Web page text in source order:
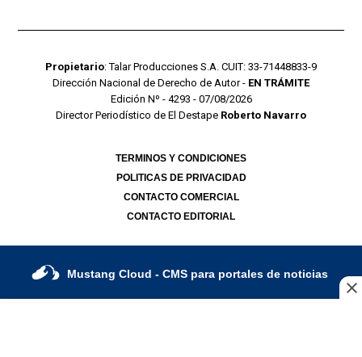
Propietario: Talar Producciones S.A. CUIT: 33-71448833-9
Dirección Nacional de Derecho de Autor - EN TRÁMITE
Edición Nº - 4293 - 07/08/2026
Director Periodístico de El Destape Roberto Navarro
TERMINOS Y CONDICIONES
POLITICAS DE PRIVACIDAD
CONTACTO COMERCIAL
CONTACTO EDITORIAL
Mustang Cloud - CMS para portales de noticias